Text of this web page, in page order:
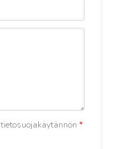
tietosuojakäytännön *